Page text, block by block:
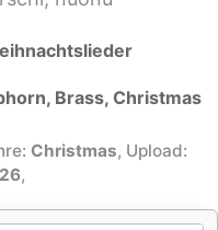
Brass, Christmas
Christmas, Upload:
,